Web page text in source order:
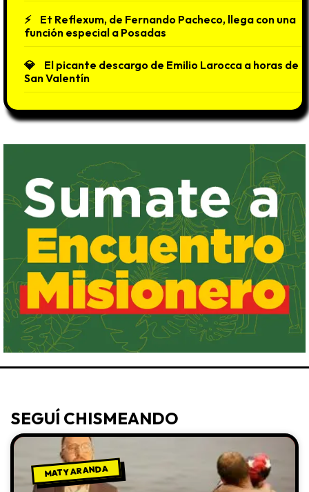
Et Reflexum, de Fernando Pacheco, llega con una
función especial a Posadas
El picante descargo de Emilio Larocca a horas de
San Valentín
SEGUÍ CHISMEANDO
MATY ARANDA